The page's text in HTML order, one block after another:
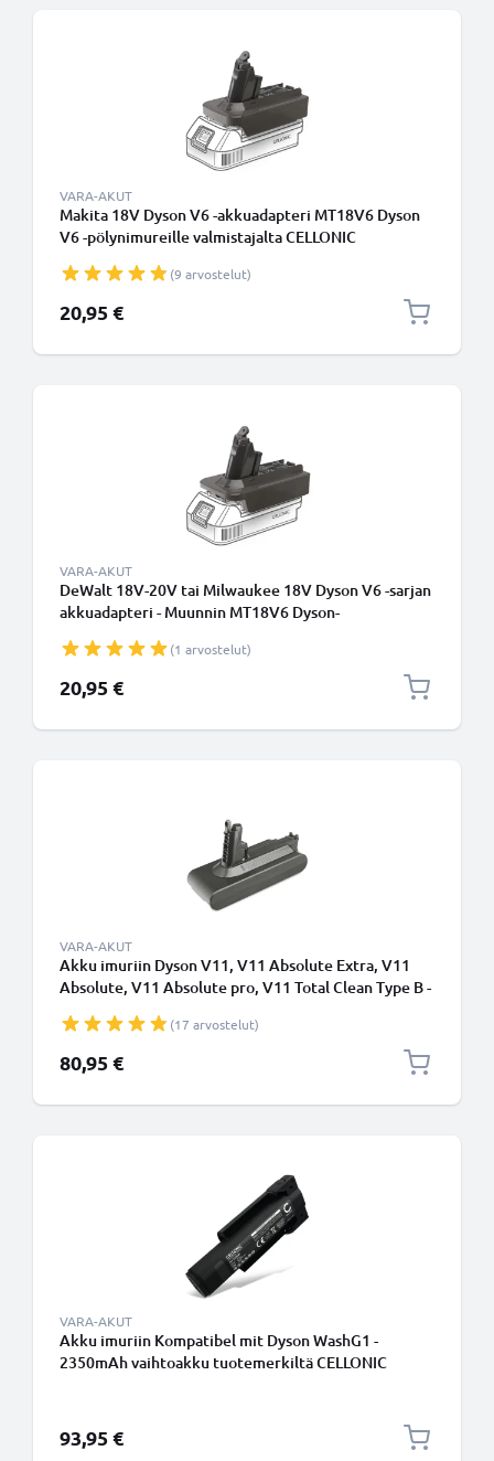
VARA-AKUT
Makita 18V Dyson V6 -akkuadapteri MT18V6 Dyson
V6 -pölynimureille valmistajalta CELLONIC
(9 arvostelut)
20,95 €
VARA-AKUT
DeWalt 18V-20V tai Milwaukee 18V Dyson V6 -sarjan
akkuadapteri - Muunnin MT18V6 Dyson-
(1 arvostelut)
20,95 €
VARA-AKUT
Akku imuriin Dyson V11, V11 Absolute Extra, V11
Absolute, V11 Absolute pro, V11 Total Clean Type B -
tuotemerkiltä CELLONIC
(17 arvostelut)
80,95 €
VARA-AKUT
Akku imuriin Kompatibel mit Dyson WashG1 -
2350mAh vaihtoakku tuotemerkiltä CELLONIC
93,95 €